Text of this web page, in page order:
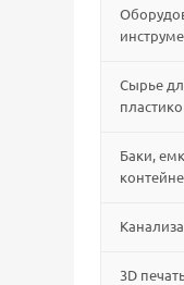
Сырье
Баки,
3D